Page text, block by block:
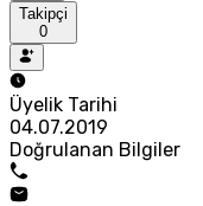
Takipçi
0
Üyelik Tarihi
04.07.2019
Doğrulanan Bilgiler